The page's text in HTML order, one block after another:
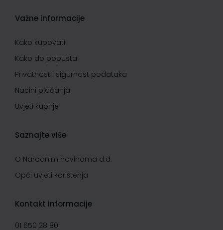
Važne informacije
Kako kupovati
Kako do popusta
Privatnost i sigurnost podataka
Načini plaćanja
Uvjeti kupnje
Saznajte više
O Narodnim novinama d.d.
Opći uvjeti korištenja
Kontakt informacije
01 650 28 80